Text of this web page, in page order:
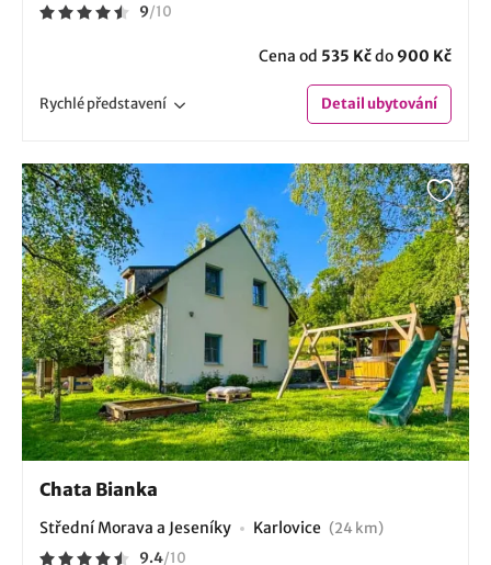
9/10
Cena od 535 Kčdo 900 Kč
Rychlépředstavení Detailubytování
Chata Bianka
Střední Morava a Jeseníky Karlovice (24 km)
9.4/10